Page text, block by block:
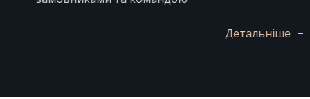
Детальніше